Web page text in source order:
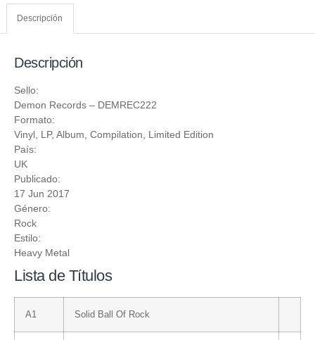
Descripción
Descripción
Sello:
Demon Records ‎– DEMREC222
Formato:
Vinyl , LP, Album, Compilation, Limited Edition
País:
UK
Publicado:
17 Jun 2017
Género:
Rock
Estilo:
Heavy Metal
Lista de Títulos
A1 Solid Ball Of Rock